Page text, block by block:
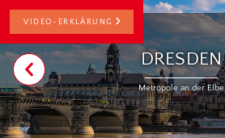
VIDEO-ERKLÄRUNG
DRESDEN
Metropole an der Elbe